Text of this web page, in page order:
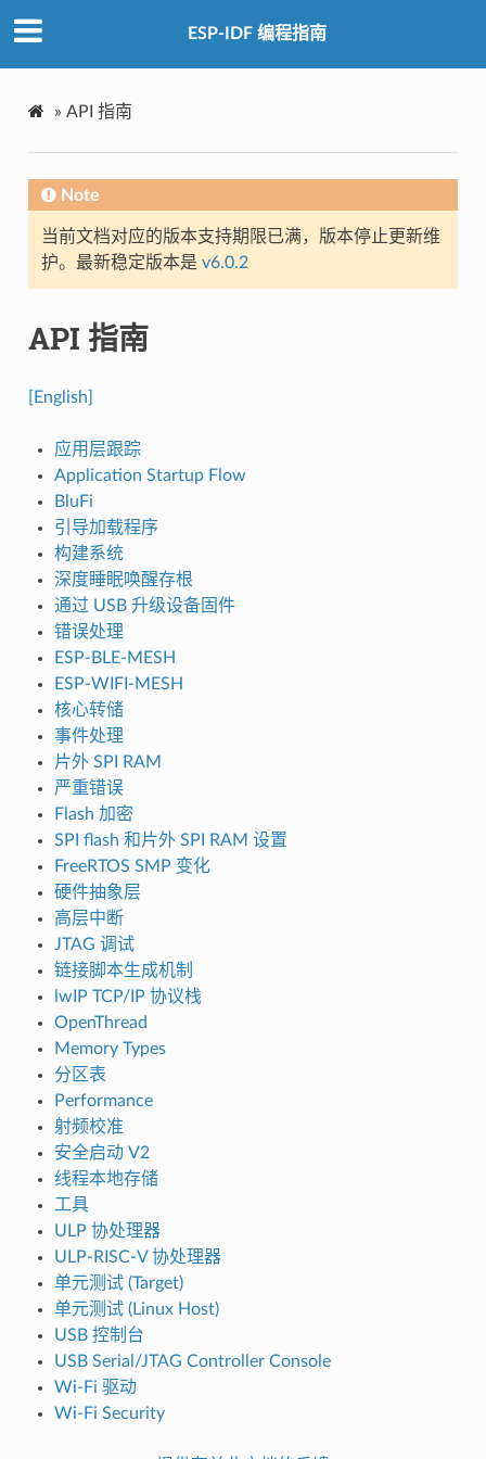
ESP-IDF 编程指南
» API 指南
Note
当前文档对应的版本支持期限已满，版本停止更新维
护。最新稳定版本是 v6.0.2
API 指南
[English]
应用层跟踪
Application Startup Flow
BluFi
引导加载程序
构建系统
深度睡眠唤醒存根
通过 USB 升级设备固件
错误处理
ESP-BLE-MESH
ESP-WIFI-MESH
核心转储
事件处理
片外 SPI RAM
严重错误
Flash 加密
SPI flash 和片外 SPI RAM 设置
FreeRTOS SMP 变化
硬件抽象层
高层中断
JTAG 调试
链接脚本生成机制
lwIP TCP/IP 协议栈
OpenThread
Memory Types
分区表
Performance
射频校准
安全启动 V2
线程本地存储
工具
ULP 协处理器
ULP-RISC-V 协处理器
单元测试 (Target)
单元测试 (Linux Host)
USB 控制台
USB Serial/JTAG Controller Console
Wi-Fi 驱动
Wi-Fi Security